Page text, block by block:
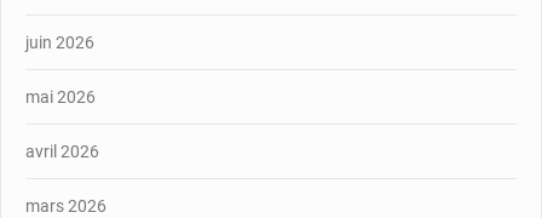
juin 2026
mai 2026
avril 2026
mars 2026